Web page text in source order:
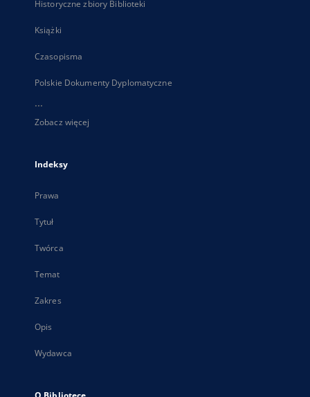
Historyczne zbiory Biblioteki
Książki
Czasopisma
Polskie Dokumenty Dyplomatyczne
...
Zobacz więcej
Indeksy
Prawa
Tytuł
Twórca
Temat
Zakres
Opis
Wydawca